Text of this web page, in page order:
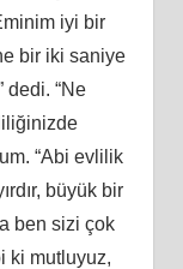
iyi bir
bir iki saniye
dedi. “Ne
“Abi evlilik
büyük bir
ben sizi çok
ki mutluyuz,